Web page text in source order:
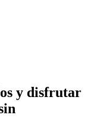
y disfrutar